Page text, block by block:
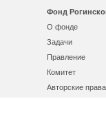
Фонд
О фонде
Задачи
Правление
Комитет
Авторские права